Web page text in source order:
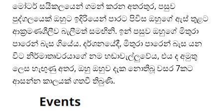
මෝටර් සයිකලයෙන් ගමන් කරන අතරතුර, පසුව
පුද්ගලයෙක් ඔහුට ඉදිරියෙන් පාරට පිවිස ඔහුගේ ඇස් තුළට
ආක්‍රමණශීලීව බැලීමත් සමඟිනි. ඉන් පසුව ඔහුගේ මිතුරා
පාරෙන් බැස ගියේය. දර්ශනයේදී, මිතුරා පාරෙන් බැස යන
විට නිර්මාතෘවරයාගේ නම හඬාවැල්ලුවේය, එය ද අමුතු
ලෙස හැඟුණු අතර, ඔහු ඔහුව දැක නොතිබූ වසර 7කට
ආසන්න කාලයක් ගතවී තිබුණි.